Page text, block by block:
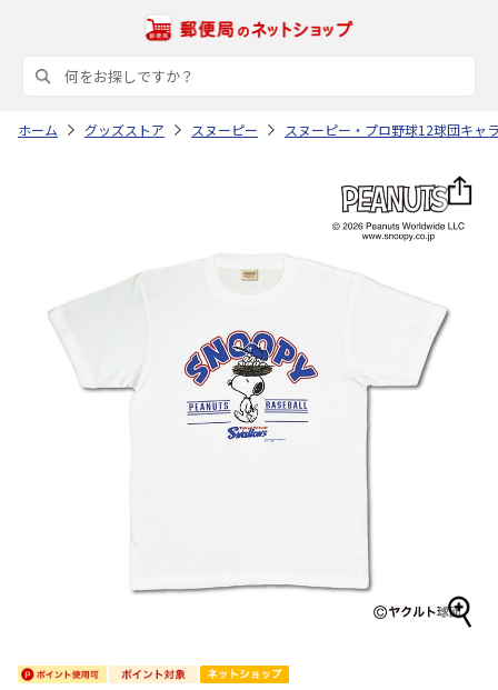
ホーム グッズストア スヌーピー スヌーピー・プロ野球12球団キャ